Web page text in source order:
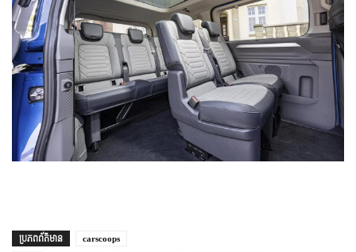
ប្រភព​ព័ត៌មាន
carscoops